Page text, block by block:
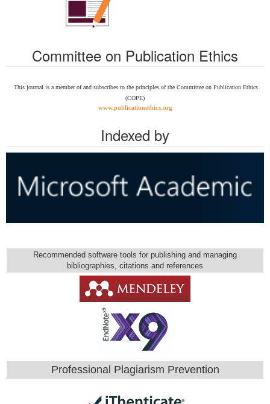
Committee on Publication Ethics
This journal is a member of and subscribes to the principles of the Committee on Publication Ethics
(COPE)
www.publicationethics.org
Indexed by
Recommended software tools for publishing and managing
bibliographies, citations and references
Professional Plagiarism Prevention